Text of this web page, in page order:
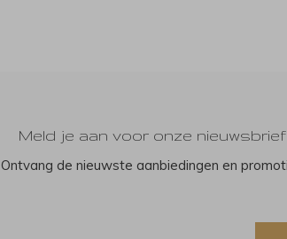
Meld je aan voor onze nieuwsbrief
Ontvang de nieuwste aanbiedingen en